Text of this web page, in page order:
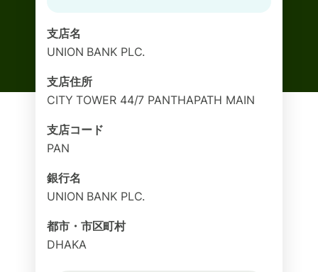
支店名
UNION BANK PLC.
支店住所
CITY TOWER 44/7 PANTHAPATH MAIN
支店コード
PAN
銀行名
UNION BANK PLC.
都市・市区町村
DHAKA